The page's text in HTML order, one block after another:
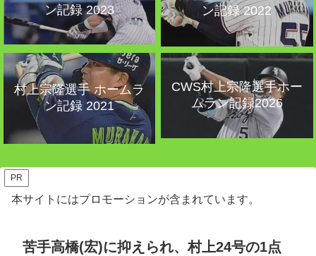
ン記録 2023
ン記録 2022
村上宗隆選手 ホームラ
ン記録 2021
CWS村上宗隆選手ホー
ムラン記録2026
PR
本サイトにはプロモーションが含まれています。
苦手高橋(宏)に抑えられ、村上24号の1点